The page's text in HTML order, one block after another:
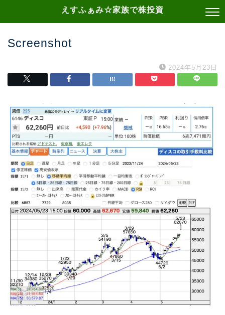
えすふぁみ☆家族で株投資
Screenshot
2024年5月23日